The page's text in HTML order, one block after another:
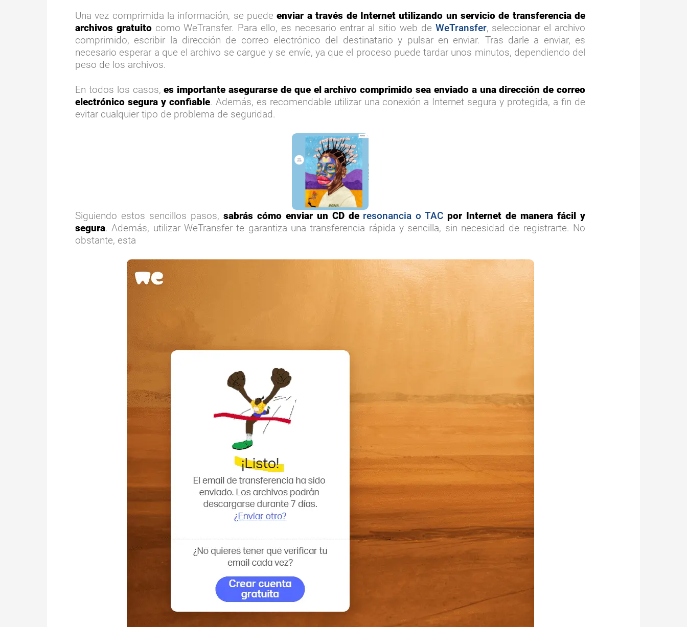
Una vez comprimida la información, se puede enviar a través de Internet utilizando un servicio de transferencia de
archivos gratuitocomo WeTransfer. Para ello, es necesario entrar al sitio web de WeTransfer, seleccionar el archivo
comprimido, escribir la dirección de correo electrónico del destinatario y pulsar en enviar. Tras darle a enviar, es
necesario esperar a que el archivo se cargue y se envíe, ya que el proceso puede tardar unos minutos, dependiendo del
peso de los archivos.
En todos los casos,es importante asegurarse de que el archivo comprimido sea enviado a una dirección de correo
electrónico segura y confiable. Además, es recomendable utilizar una conexión a Internet segura y protegida, a fin de
evitar cualquier tipo de problema de seguridad.
Siguiendo estos sencillos pasos, sabrás cómo enviar un CD de resonancia o TAC por Internet de manera fácil y
segura. Además, utilizar WeTransfer te garantiza una transferencia rápida y sencilla, sin necesidad de registrarte. No
obstante, esta